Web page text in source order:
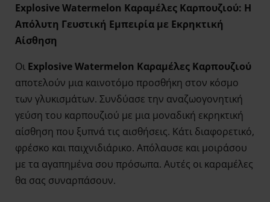
Explosive Watermelon Καραμέλες Καρπουζιού: Η
Απόλυτη Γευστική Εμπειρία με Εκρηκτική
Αίσθηση
Οι Explosive Watermelon Καραμέλες Καρπουζιού
αποτελούν μια καινοτόμο προσθήκη στον κόσμο
των γλυκισμάτων. Συνδύασε την αναζωογονητική
γεύση του καρπουζιού με μια μοναδική εκρηκτική
αίσθηση που ξυπνά τις αισθήσεις. Κάτι διαφορετικό,
φρέσκο και παιχνιδιάρικο. Απόλαυσε και μοιράσου
με τα αγαπημένα σου πρόσωπα. Αυτές οι καραμέλες
θα σας συναρπάσουν.